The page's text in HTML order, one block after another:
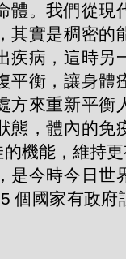
體。我們從現
其實是稠密的
疾病，這時另
平衡，讓身體
方來重新平衡
態，體內的免
機能，維持
是今時今日世
個國家有政府